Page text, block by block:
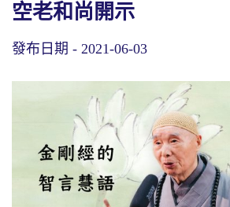
空老和尚開示
發布日期 - 2021-06-03